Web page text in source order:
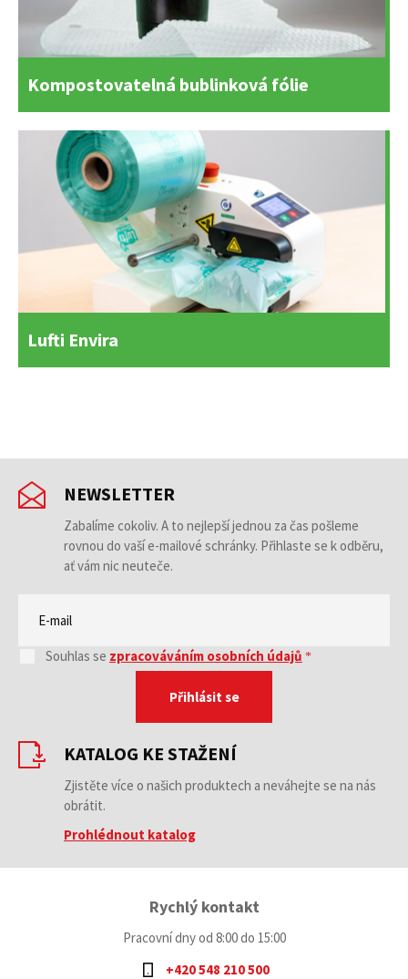
Kompostovatelná bublinková fólie
Lufti Envira
NEWSLETTER
Zabalíme cokoliv. A to nejlepší jednou za čas pošleme
rovnou do vaší e-mailové schránky. Přihlaste se k odběru,
ať vám nic neuteče.
Přihlásit se
Souhlas se zpracováváním osobních údajů
KATALOG KE STAŽENÍ
Zjistěte více o našich produktech a neváhejte se na nás
obrátit.
Prohlédnout katalog
Rychlý kontakt
Pracovní dny od 8:00 do 15:00
+420 548 210 500